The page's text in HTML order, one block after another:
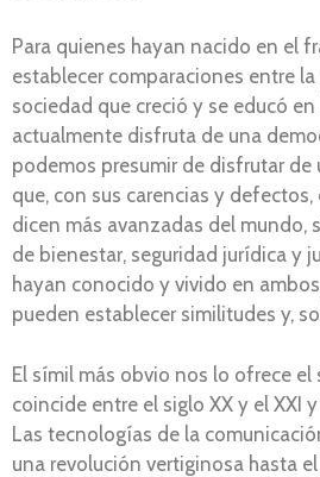
Para quienes hayan nacido en el
establecer comparaciones entre
sociedad que creció y se educó
actualmente disfruta de una
podemos presumir de disfrutar de
que, con sus carencias y
dicen más avanzadas del mundo,
de bienestar, seguridad jurídica y
hayan conocido y vivido en
pueden establecer similitudes y,
El símil más obvio nos lo ofrece
coincide entre el siglo XX y el XXI
Las tecnologías de la
una revolución vertiginosa hasta